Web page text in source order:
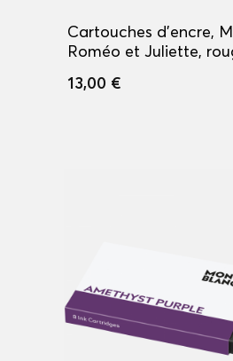
Cartouches d’encre,
Roméo et Juliette,
13,00 €